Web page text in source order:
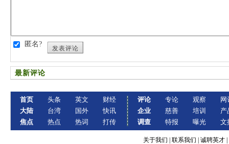
匿名?
发表评论
最新评论
首页
大陆
焦点
头条
台湾
热点
英文
国外
热词
财经
快讯
打传
评论
企业
调查
专论
慈善
特报
观察
培训
曝光
网
产
文
关于我们 联系我们 诚聘英才